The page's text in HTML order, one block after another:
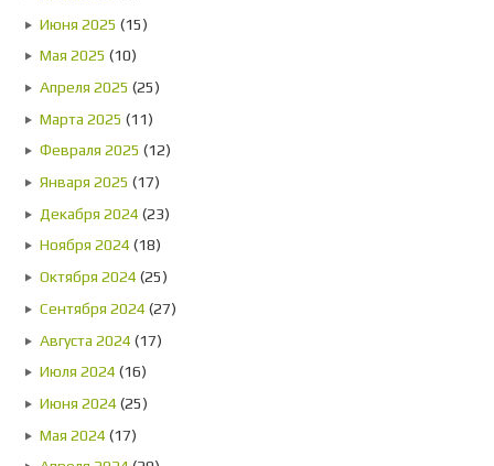
Июня 2025 (15)
Мая 2025 (10)
Апреля 2025 (25)
Марта 2025 (11)
Февраля 2025 (12)
Января 2025 (17)
Декабря 2024 (23)
Ноября 2024 (18)
Октября 2024 (25)
Сентября 2024 (27)
Августа 2024 (17)
Июля 2024 (16)
Июня 2024 (25)
Мая 2024 (17)